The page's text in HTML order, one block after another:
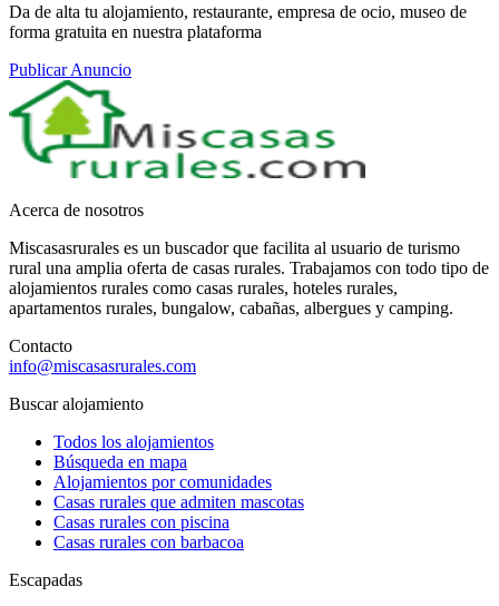
Da de alta tu alojamiento, restaurante, empresa de ocio, museo de
forma gratuita en nuestra plataforma
Publicar Anuncio
Acerca de nosotros
Miscasasrurales es un buscador que facilita al usuario de turismo
rural una amplia oferta de casas rurales. Trabajamos con todo tipo de
alojamientos rurales como casas rurales, hoteles rurales,
apartamentos rurales, bungalow, cabañas, albergues y camping.
Contacto
info@miscasasrurales.com
Buscar alojamiento
Todos los alojamientos
Búsqueda en mapa
Alojamientos por comunidades
Casas rurales que admiten mascotas
Casas rurales con piscina
Casas rurales con barbacoa
Escapadas